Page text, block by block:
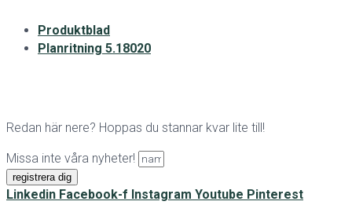
Produktblad
Planritning 5.18020
Redan här nere? Hoppas du stannar kvar lite till!
Missa inte våra nyheter!
registrera dig
Linkedin Facebook-f Instagram Youtube Pinterest